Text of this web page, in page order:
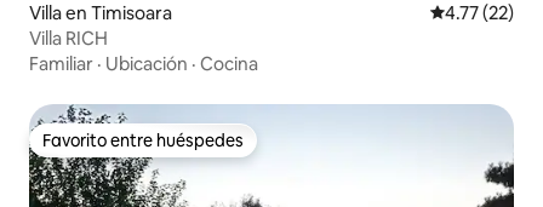
Villa en Timisoara Calificación
4.77 (22)
Villa RICH
Familiar · Ubicación · Cocina
Favorito entre huéspedes
Favorito entre huéspedes